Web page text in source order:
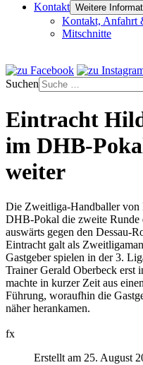
Kontakt Weitere
Kontakt, Anfahrt
Mitschnitte
Suchen
Eintracht
im DHB-
weiter
Die Zweitliga-Handballer von
DHB-Pokal die zweite Runde
auswärts gegen den Dessau-
Eintracht galt als
Gastgeber spielen in der 3.
Trainer Gerald Oberbeck erst
machte in kurzer Zeit aus
Führung, woraufhin die
näher herankamen.
fx
Erstellt am 25. August